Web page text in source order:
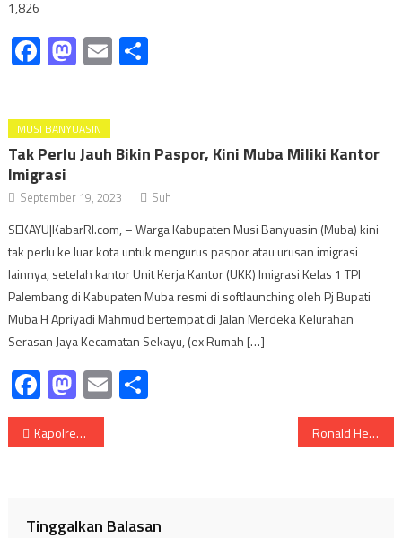
1,826
Facebook
Mastodon
Email
MUSI BANYUASIN
Tak Perlu Jauh Bikin Paspor, Kini Muba Miliki Kantor
Imigrasi
September 19, 2023 Suh
SEKAYU|KabarRI.com, – Warga Kabupaten Musi Banyuasin (Muba) kini
tak perlu ke luar kota untuk mengurus paspor atau urusan imigrasi
lainnya, setelah kantor Unit Kerja Kantor (UKK) Imigrasi Kelas 1 TPI
Palembang di Kabupaten Muba resmi di softlaunching oleh Pj Bupati
Muba H Apriyadi Mahmud bertempat di Jalan Merdeka Kelurahan
Serasan Jaya Kecamatan Sekayu, (ex Rumah […]
Facebook
Mastodon
Email
Navigasi
Kapolres Muba Hadir di Podcast PWI Muba Bisa Bahas Harkamtibnas. Ronald Heru beserta Jajarannya Sambut Kunjungan Kakanwil Kemenkumham Sumsel
Tinggalkan Balasan